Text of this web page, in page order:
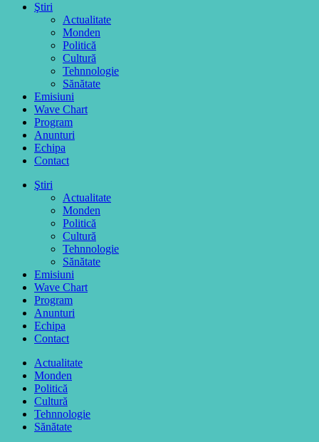
Ştiri
Actualitate
Monden
Politică
Cultură
Tehnnologie
Sănătate
Emisiuni
Wave Chart
Program
Anunturi
Echipa
Contact
Ştiri
Actualitate
Monden
Politică
Cultură
Tehnnologie
Sănătate
Emisiuni
Wave Chart
Program
Anunturi
Echipa
Contact
Actualitate
Monden
Politică
Cultură
Tehnnologie
Sănătate